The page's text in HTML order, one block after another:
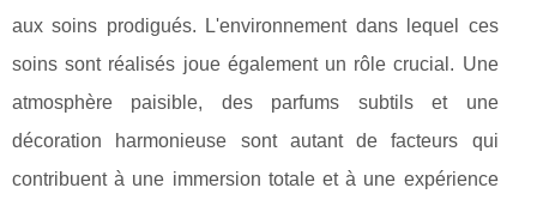
aux soins prodigués. L'environnement dans lequel ces
soins sont réalisés joue également un rôle crucial. Une
atmosphère paisible, des parfums subtils et une
décoration harmonieuse sont autant de facteurs qui
contribuent à une immersion totale et à une expérience